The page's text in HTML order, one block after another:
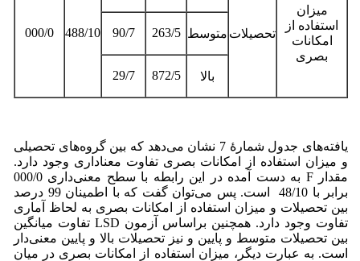
میزان
استفاده از
امکانات
بصری
تحصیلات 488/10
000/0 متوسط 263/5
90/7
بالا 872/5
29/7
یافته‌های جدول شمارۀ 7 نشان می‌دهد که بین گروه‌های تحصیلی
و میزان استفاده از امکانات بصری تفاوت معناداری وجود دارد.
مقدار F به دست آمده در این رابطه با سطح معنی‌داری 000/0
برابر با 48/10 است. پس می‌توان گفت که با اطمینان 99 درصد
بین تحصیلات و میزان استفاده از امکانات بصری به لحاظ آماری
تفاوت وجود دارد. همچنین براساس آزمون LSD تفاوت میانگین
بین تحصیلات متوسط و پایین و نیز تحصیلات بالا و پایین معنی‌دار
است. به عبارت دیگر، میزان استفاده از امکانات بصری در میان